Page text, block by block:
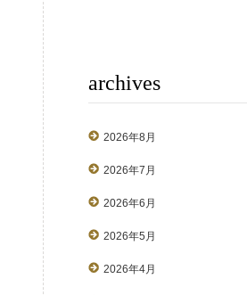
archives
2026年8月
2026年7月
2026年6月
2026年5月
2026年4月